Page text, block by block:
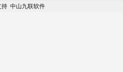
持 中山九联软件